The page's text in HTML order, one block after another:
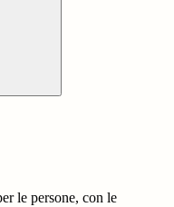
le persone, con le